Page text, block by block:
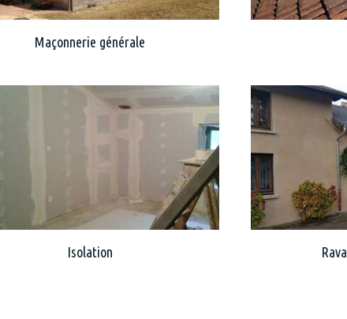
Maçonnerie générale
Isolation